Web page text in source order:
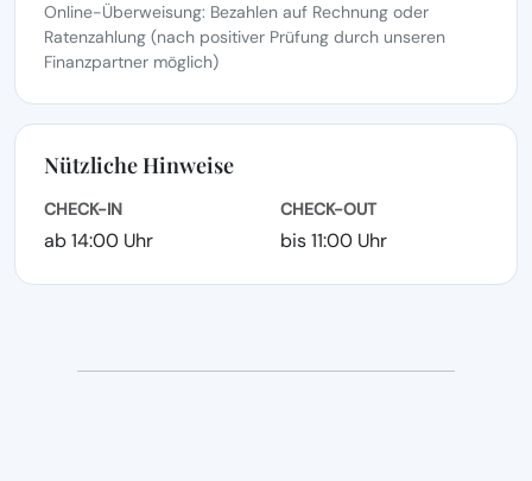
Online-Überweisung: Bezahlen auf Rechnung oder
Ratenzahlung (nach positiver Prüfung durch unseren
Finanzpartner möglich)
Nützliche Hinweise
CHECK-IN
ab 14:00 Uhr
CHECK-OUT
bis 11:00 Uhr